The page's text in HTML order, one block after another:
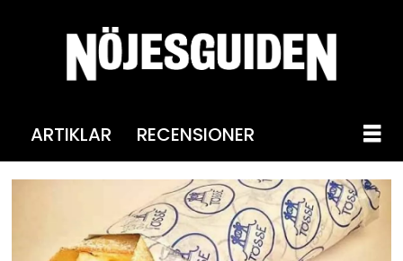
ARTIKLAR RECENSIONER